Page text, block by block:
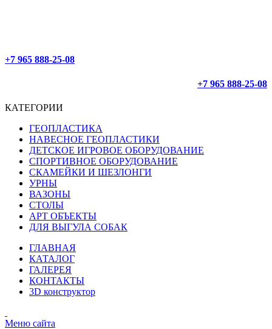
+7 965 888-25-08
+7 965 888-25-08
КАТЕГОРИИ
ГЕОПЛАСТИКА
НАВЕСНОЕ ГЕОПЛАСТИКИ
ДЕТСКОЕ ИГРОВОЕ ОБОРУДОВАНИЕ
СПОРТИВНОЕ ОБОРУДОВАНИЕ
СКАМЕЙКИ И ШЕЗЛОНГИ
УРНЫ
ВАЗОНЫ
СТОЛЫ
АРТ ОБЪЕКТЫ
ДЛЯ ВЫГУЛА СОБАК
ГЛАВНАЯ
КАТАЛОГ
ГАЛЕРЕЯ
КОНТАКТЫ
3D конструктор
Меню сайта